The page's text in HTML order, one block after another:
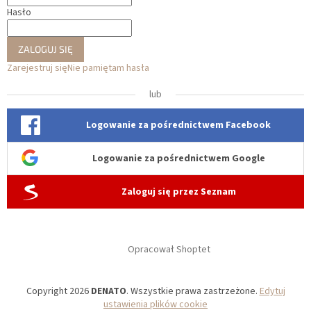
Hasło
ZALOGUJ SIĘ
Zarejestruj sięNie pamiętam hasła
lub
Logowanie za pośrednictwem Facebook
Logowanie za pośrednictwem Google
Zaloguj się przez Seznam
Opracował Shoptet
Copyright 2026 DENATO. Wszystkie prawa zastrzeżone.Edytuj
ustawienia plików cookie